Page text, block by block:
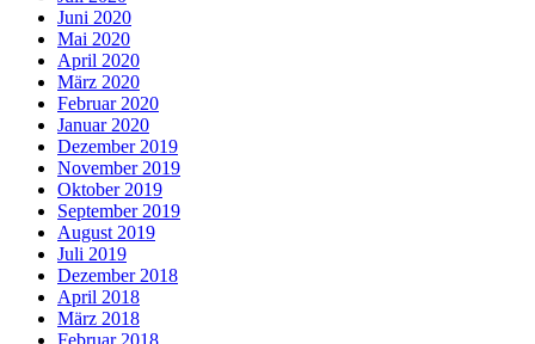
Juni 2020
Mai 2020
April 2020
März 2020
Februar 2020
Januar 2020
Dezember 2019
November 2019
Oktober 2019
September 2019
August 2019
Juli 2019
Dezember 2018
April 2018
März 2018